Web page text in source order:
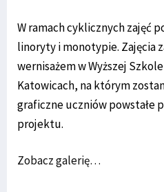
W ramach cyklicznych zajęć
linoryty i monotypie. Zajęcia
wernisażem w Wyższej
Katowicach, na którym
graficzne uczniów powstałe
projektu.
Zobacz galerię…